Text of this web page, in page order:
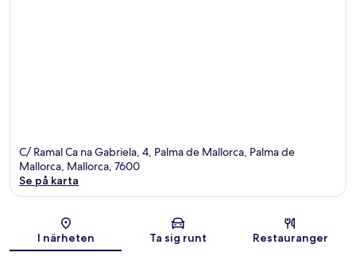
C/ Ramal Ca na Gabriela, 4, Palma de Mallorca, Palma de
Mallorca, Mallorca, 7600
Se på karta
I närheten Ta sig runt Restauranger